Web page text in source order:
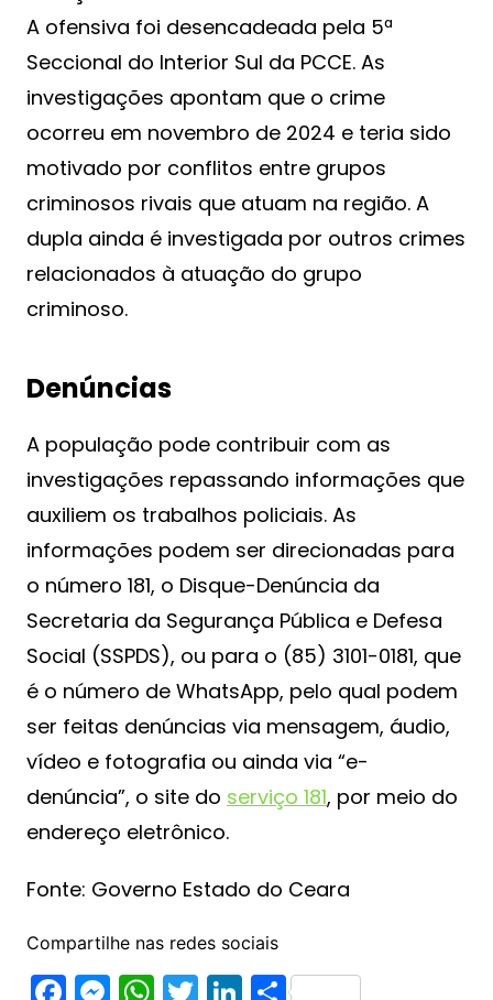
A ofensiva foi desencadeada pela 5ª
Seccional do Interior Sul da PCCE. As
investigações apontam que o crime
ocorreu em novembro de 2024 e teria sido
motivado por conflitos entre grupos
criminosos rivais que atuam na região. A
dupla ainda é investigada por outros crimes
relacionados à atuação do grupo
criminoso.
Denúncias
A população pode contribuir com as
investigações repassando informações que
auxiliem os trabalhos policiais. As
informações podem ser direcionadas para
o número 181, o Disque-Denúncia da
Secretaria da Segurança Pública e Defesa
Social (SSPDS), ou para o (85) 3101-0181, que
é o número de WhatsApp, pelo qual podem
ser feitas denúncias via mensagem, áudio,
vídeo e fotografia ou ainda via “e-
denúncia”, o site do serviço 181, por meio do
endereço eletrônico.
Fonte: Governo Estado do Ceara
Compartilhe nas redes sociais